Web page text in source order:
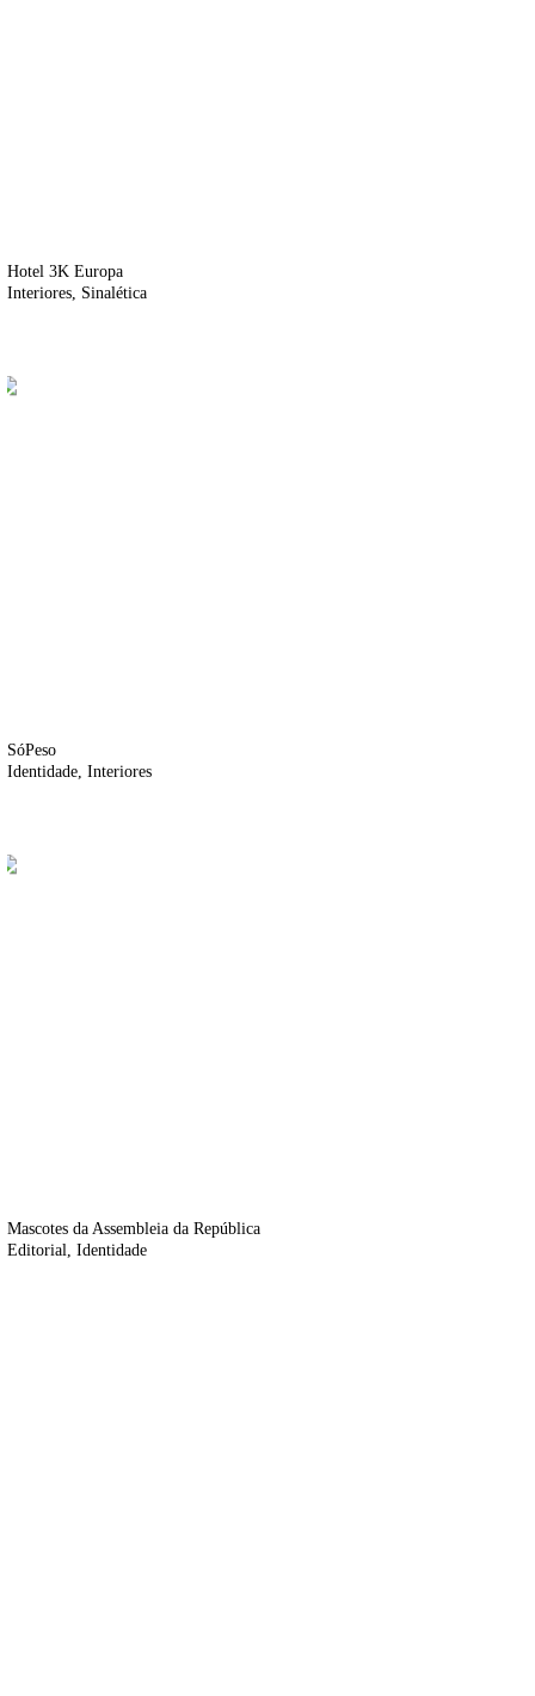
Hotel 3K Europa
Interiores Sinalética
SóPeso
Identidade Interiores
Mascotes da Assembleia da República
Editorial Identidade